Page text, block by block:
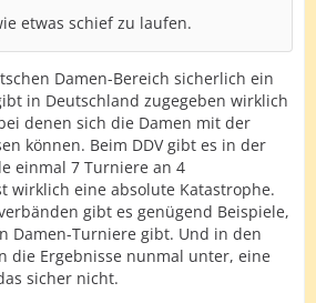
etwas schief zu laufen.
Damen-Bereich sicherlich ein
in Deutschland zugegeben wirklich
denen sich die Damen mit der
können. Beim DDV gibt es in der
einmal 7 Turniere an 4
wirklich eine absolute Katastrophe.
gibt es genügend Beispiele,
Damen-Turniere gibt. Und in den
die Ergebnisse nunmal unter, eine
sicher nicht.